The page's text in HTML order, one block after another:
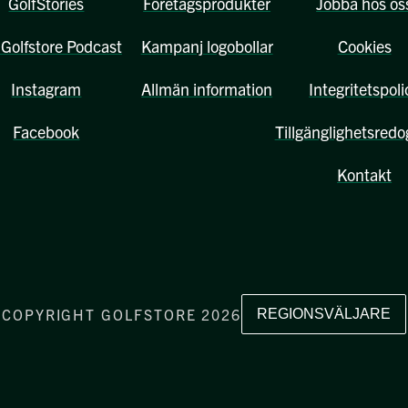
Podcast
Instagram
Facebook
Kampanj logobollar
Allmän information
Cookies
Kontakt
COPYRIGHT GOLFSTORE 2026 REGIONSVÄLJARE